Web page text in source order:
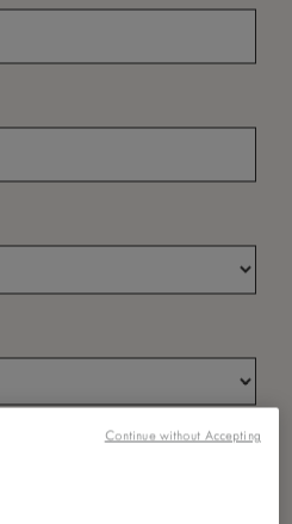
Continue without Accepting